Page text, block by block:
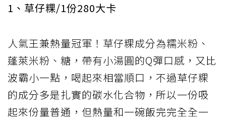
1、草仔粿/1份280大卡
人氣王兼熱量冠軍！草仔粿成分為糯米粉、
蓬萊米粉、糖，帶有小湯圓的Q彈口感，又比
波霸小一點，喝起來相當順口，不過草仔粿
的成分多是扎實的碳水化合物，所以一份吸
起來份量普通，但熱量和一碗飯完完全全一